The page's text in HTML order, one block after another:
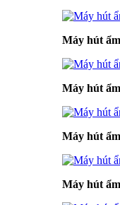
Máy hút
Máy hút
Máy hút
Máy hút